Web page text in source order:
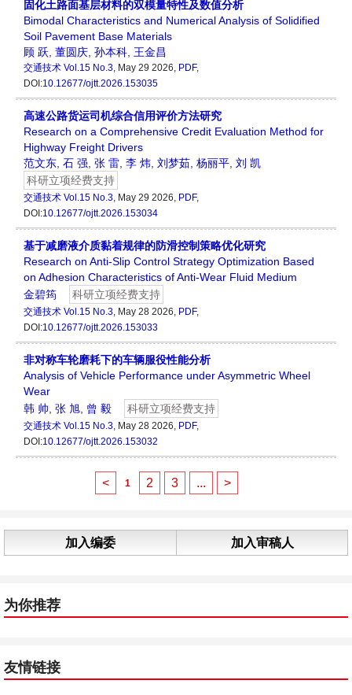
固化土路面基层材料的双模量特性及数值分析
Bimodal Characteristics and Numerical Analysis of Solidified
Soil Pavement Base Materials
顾 跃, 董圆庆, 孙本科, 王金昌
交通技术 Vol.15 No.3, May 29 2026, PDF,
DOI:10.12677/ojtt.2026.153035
高速公路货运司机综合信用评价方法研究
Research on a Comprehensive Credit Evaluation Method for
Highway Freight Drivers
范文东, 石 强, 张 雷, 李 炜, 刘梦茹, 杨丽平, 刘 凯
科研立项经费支持
交通技术 Vol.15 No.3, May 29 2026, PDF,
DOI:10.12677/ojtt.2026.153034
基于减磨液介质黏着规律的防滑控制策略优化研究
Research on Anti-Slip Control Strategy Optimization Based
on Adhesion Characteristics of Anti-Wear Fluid Medium
金碧筠
科研立项经费支持
交通技术 Vol.15 No.3, May 28 2026, PDF,
DOI:10.12677/ojtt.2026.153033
非对称车轮磨耗下的车辆服役性能分析
Analysis of Vehicle Performance under Asymmetric Wheel
Wear
韩 帅, 张 旭, 曾 毅 科研立项经费支持
交通技术 Vol.15 No.3, May 28 2026, PDF,
DOI:10.12677/ojtt.2026.153032
< 1 2 3 ... >
加入编委 加入审稿人
为你推荐
友情链接